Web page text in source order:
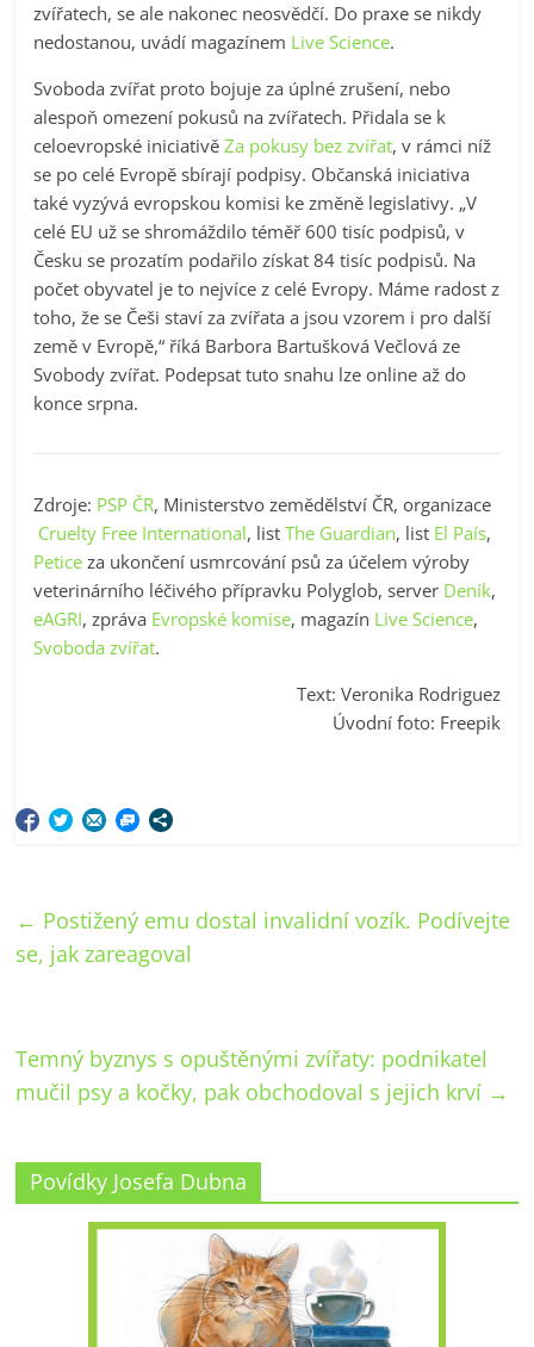
zvířatech, se ale nakonec neosvědčí. Do praxe se nikdy
nedostanou, uvádí magazínem Live Science.
Svoboda zvířat proto bojuje za úplné zrušení, nebo
alespoň omezení pokusů na zvířatech. Přidala se k
celoevropské iniciativěZa pokusy bez zvířat, v rámci níž
se po celé Evropě sbírají podpisy. Občanská iniciativa
také vyzývá evropskou komisi ke změně legislativy. „V
celé EU už se shromáždilo téměř 600 tisíc podpisů, v
Česku se prozatím podařilo získat 84 tisíc podpisů. Na
počet obyvatel je to nejvíce z celé Evropy. Máme radost z
toho, že se Češi staví za zvířata a jsou vzorem i pro další
země v Evropě,“ říká Barbora Bartušková Večlová ze
Svobody zvířat. Podepsat tuto snahu lze online až do
konce srpna.
Zdroje: PSP ČR, Ministerstvo zemědělství ČR, organizace
Cruelty Free International, listThe Guardian, list El País,
Petice za ukončení usmrcování psů za účelem výroby
veterinárního léčivého přípravku Polyglob, server Deník,
eAGRI, zpráva Evropské komise, magazín Live Science,
Svoboda zvířat.
Text: Veronika Rodriguez
Úvodní foto: Freepik
← Postižený emu dostal invalidní vozík. Podívejte
se, jak zareagoval
Temný byznys s opuštěnými zvířaty: podnikatel
mučil psy a kočky, pak obchodoval s jejich krví →
Povídky Josefa Dubna